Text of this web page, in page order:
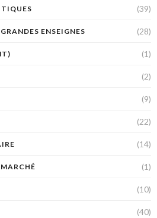
(39)
ENSEIGNES (28)
(1)
(2)
(9)
(22)
(14)
(1)
(10)
(40)